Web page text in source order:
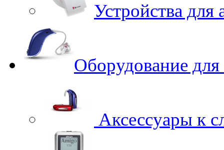
Устройства для
Оборудование
Аксессуары к